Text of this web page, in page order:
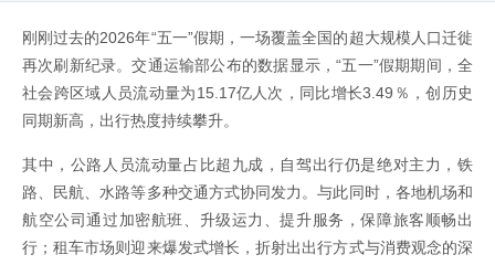
刚刚过去的2026年“五一”假期，一场覆盖全国的超大规模人口迁徙
再次刷新纪录。交通运输部公布的数据显示，“五一”假期期间，全
社会跨区域人员流动量为15.17亿人次，同比增长3.49％，创历史
同期新高，出行热度持续攀升。
其中，公路人员流动量占比超九成，自驾出行仍是绝对主力，铁
路、民航、水路等多种交通方式协同发力。与此同时，各地机场和
航空公司通过加密航班、升级运力、提升服务，保障旅客顺畅出
行；租车市场则迎来爆发式增长，折射出出行方式与消费观念的深